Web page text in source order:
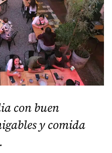
con buen
y comida